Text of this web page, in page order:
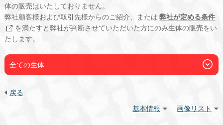
体の販売はいたしておりません。
弊社顧客様および取引先様からのご紹介、または 弊社が定める条件
を満たすと弊社が判断させていただいた方にのみ生体の販売をい
たします。
全ての生体
戻る
基本情報
画像リスト